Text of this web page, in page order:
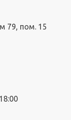
79, пом. 15